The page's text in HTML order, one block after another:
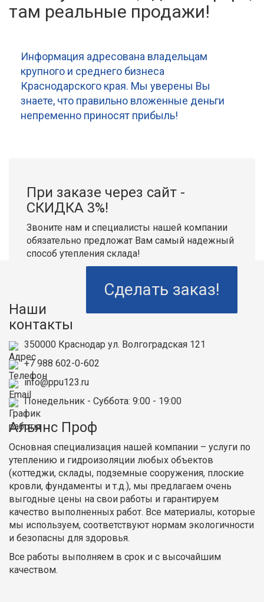
там реальные продажи!
Информация адресована владельцам
крупного и среднего бизнеса
Краснодарского края. Мы уверены Вы
знаете, что правильно вложенные деньги
непременно приносят прибыль!
При заказе через сайт -
СКИДКА 3%!
Звоните нам и специалисты нашей компании
обязательно предложат Вам самый надежный
способ утепления склада!
Сделать заказ!
Наши
контакты
350000 Краснодар ул. Волгоградская 121
+7 988 602-0-602
info@ppu123.ru
Понедельник - Суббота: 9:00 - 19:00
Альянс Проф
Основная специализация нашей компании – услуги по
утеплению и гидроизоляции любых объектов
(коттеджи, склады, подземные сооружения, плоские
кровли, фундаменты и т.д.), мы предлагаем очень
выгодные цены на свои работы и гарантируем
качество выполненных работ. Все материалы, которые
мы используем, соответствуют нормам экологичности
и безопасны для здоровья.
Все работы выполняем в срок и с высочайшим
качеством.